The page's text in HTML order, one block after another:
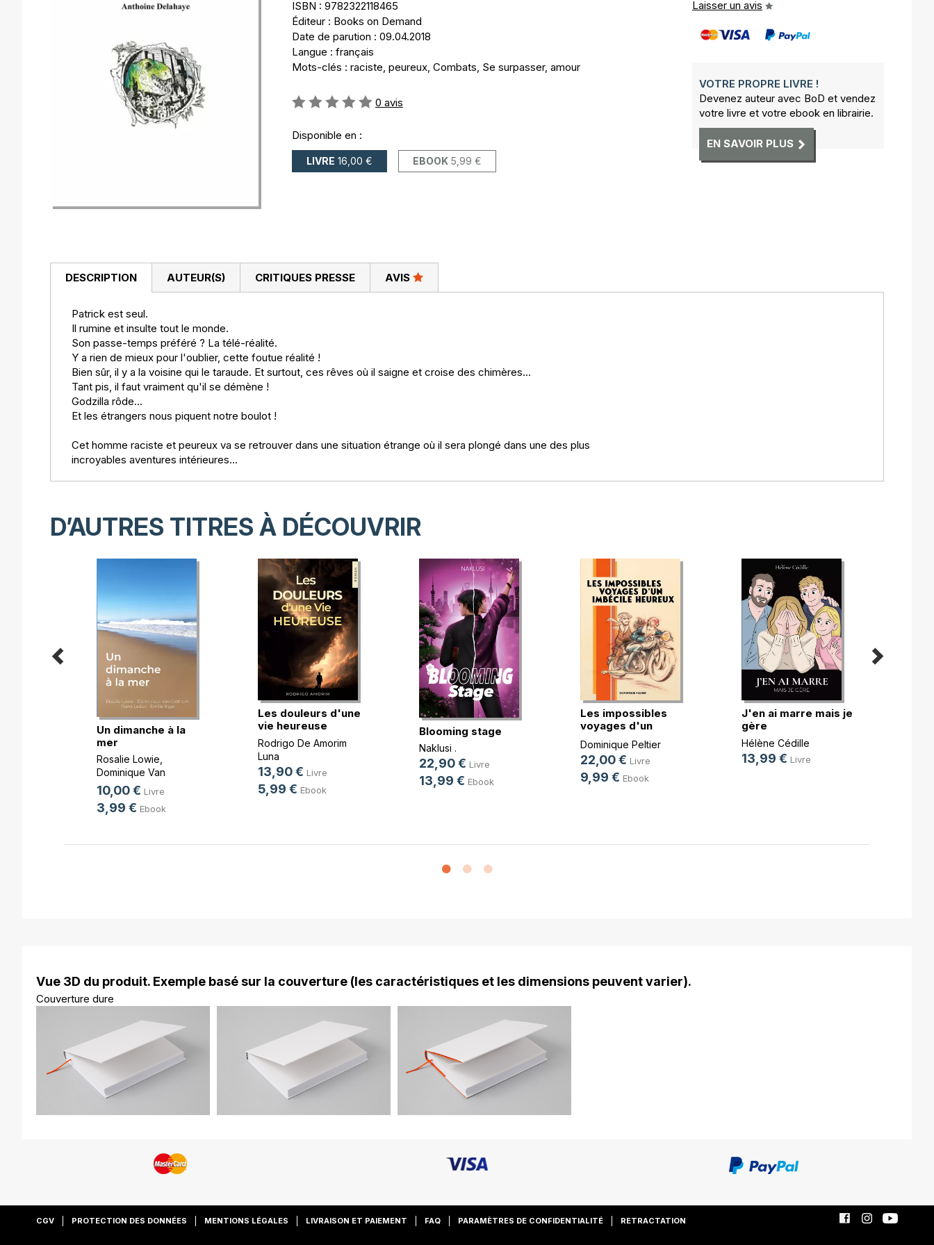
ISBN : 9782322118465
Éditeur : Books on Demand
Date de parution : 09.04.2018
Langue : français
Mots-clés : raciste, peureux, Combats, Se surpasser, amour
Évaluation:
0 avis
Disponible en :
LIVRE 16,00 € EBOOK 5,99 €
Laisser un avis
VOTRE PROPRE LIVRE !
Devenez auteur avec BoD et vendez
votre livre et votre ebook en librairie.
EN SAVOIR PLUS
DESCRIPTION
Patrick est seul.
Il rumine et insulte tout le monde.
Son passe-temps préféré ? La télé-réalité.
Y a rien de mieux pour l'oublier, cette foutue réalité !
Bien sûr, il y a la voisine qui le taraude. Et surtout, ces rêves où il saigne et croise des chimères...
Tant pis, il faut vraiment qu'il se démène !
Godzilla rôde...
Et les étrangers nous piquent notre boulot !
Cet homme raciste et peureux va se retrouver dans une situation étrange où il sera plongé dans une des plus
incroyables aventures intérieures...
AUTEUR(S) CRITIQUES PRESSE AVIS
D’AUTRES TITRES À DÉCOUVRIR
Un dimanche à la
mer
Rosalie Lowie
Dominique Van
Cotthem, ...
10,00 € Livre
3,99 € Ebook
Les douleurs d'une
vie heureuse
Rodrigo De Amorim
Luna
13,90 € Livre
5,99 € Ebook
Blooming stage
Naklusi .
22,90 € Livre
13,99 € Ebook
Les impossibles
voyages d'un
imbéc(...)
Dominique Peltier
22,00 € Livre
9,99 € Ebook
J'en ai marre mais je
gère
Hélène Cédille
13,99 € Livre
Vue 3D du produit. Exemple basé sur la couverture (les caractéristiques et les dimensions peuvent varier).
Couverture dure
CGV PROTECTION DES DONNÉES MENTIONS LÉGALES LIVRAISON ET PAIEMENT FAQ PARAMÈTRES DE CONFIDENTIALITÉ RETRACTATION